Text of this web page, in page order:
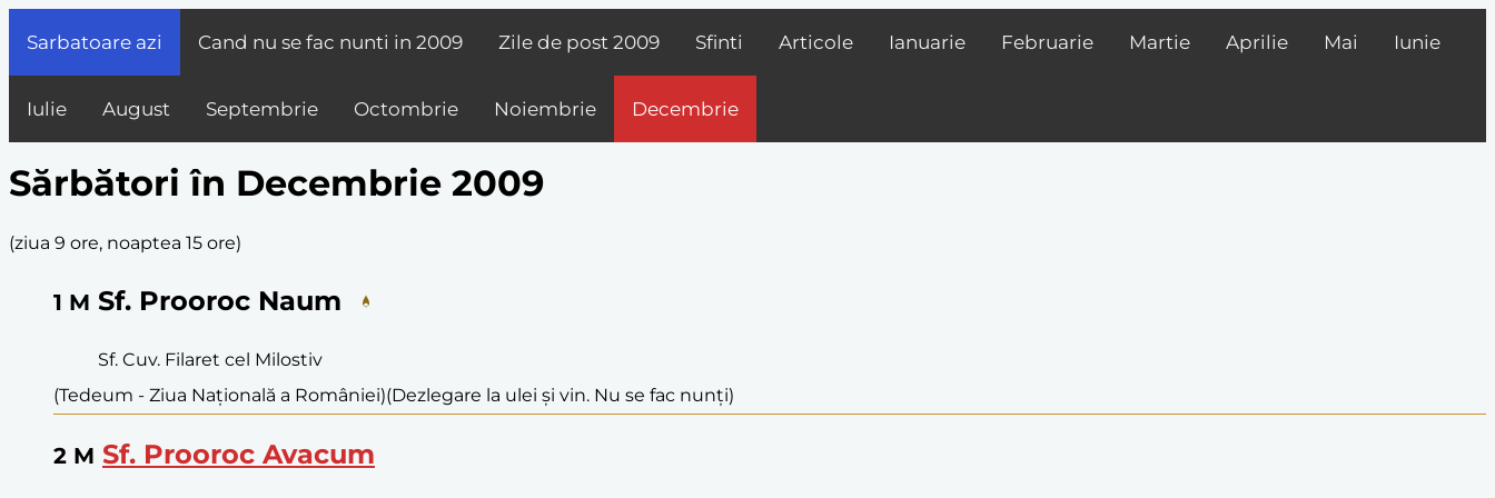
Sarbatoare azi Cand nu se fac nunti in 2009 Zile de post 2009 Sfinti Articole Ianuarie Februarie Martie Aprilie Mai Iunie
Iulie August Septembrie Octombrie Noiembrie Decembrie
Sărbători în Decembrie 2009
(ziua 9 ore, noaptea 15 ore)
1 M Sf. Prooroc Naum
Sf. Cuv. Filaret cel Milostiv
(Tedeum - Ziua Națională a României)(Dezlegare la ulei și vin. Nu se fac nunți)
2 M Sf. Prooroc Avacum